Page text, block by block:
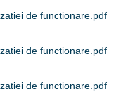
de functionare.pdf
de functionare.pdf
de functionare.pdf